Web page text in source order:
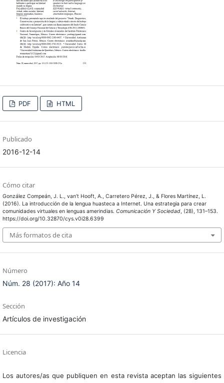
PDF HTML
Publicado
2016-12-14
Cómo citar
González Compeán, J. L., van’t Hooft, A., Carretero Pérez, J., & Flores Martínez, L.
(2016). La introducción de la lengua huasteca a Internet. Una estrategia para crear
comunidades virtuales en lenguas amerindias. Comunicación Y Sociedad, (28), 131–153.
https://doi.org/10.32870/cys.v0i28.6399
Más formatos de cita
Número
Núm. 28 (2017): Año 14
Sección
Artículos de investigación
Licencia
Los autores/as que publiquen en esta revista aceptan las siguientes